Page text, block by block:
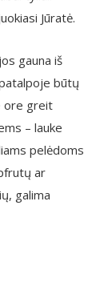
Jūratė.
gauna iš
būtų
ore greit
– lauke
pelėdoms
ar
galima